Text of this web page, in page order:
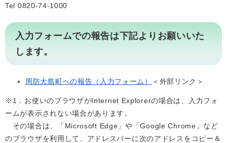
Tel 0820-74-1000
入力フォームでの報告は下記よりお願いいた
します。
周防大島町への報告（入力フォーム） ＜外部リンク＞
※1．お使いのブラウザがInternet Explorerの場合は、入力フォ
ームが表示されない場合があります。
その場合は、「Microsoft Edge」や「Google Chrome」など
のブラウザを利用して、アドレスバーに次のアドレスをコピー＆